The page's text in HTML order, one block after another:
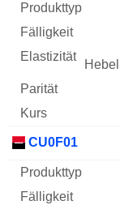
CU0F01